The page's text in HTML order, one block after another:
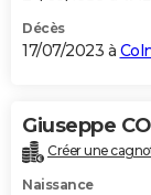
Décès
17/07/2023 à
Giuseppe
Créer une
Naissance